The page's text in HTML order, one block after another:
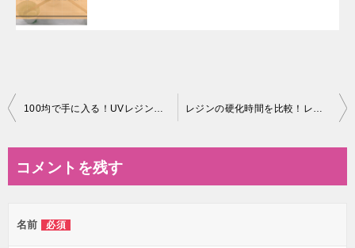
投
ビ
ー
コメントを残す
名前 必須